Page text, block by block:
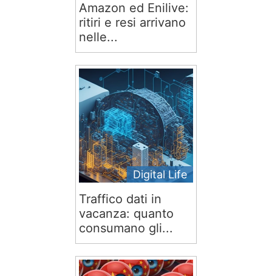
Amazon ed Enilive:
ritiri e resi arrivano
nelle...
Digital Life
Traffico dati in
vacanza: quanto
consumano gli...